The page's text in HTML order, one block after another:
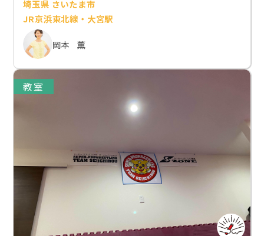
埼玉県 さいたま市
JR京浜東北線・大宮駅
岡本 薫
教室